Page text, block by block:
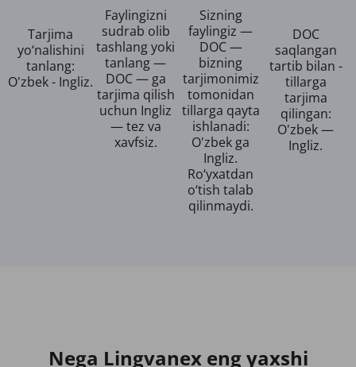
Tarjima
yo‘nalishini
tanlang:
O'zbek - Ingliz.
Faylingizni
sudrab olib
tashlang yoki
tanlang —
DOC — ga
tarjima qilish
uchun Ingliz
— tez va
xavfsiz.
Sizning
faylingiz —
DOC —
bizning
tarjimonimiz
tomonidan
tillarga qayta
ishlanadi:
O'zbek ga
Ingliz.
Ro‘yxatdan
o‘tish talab
qilinmaydi.
DOC
saqlangan
tartib bilan -
tillarga
tarjima
qilingan:
O'zbek —
Ingliz.
Nega Lingvanex eng yaxshi